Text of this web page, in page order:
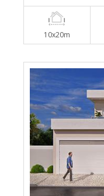
10x20m